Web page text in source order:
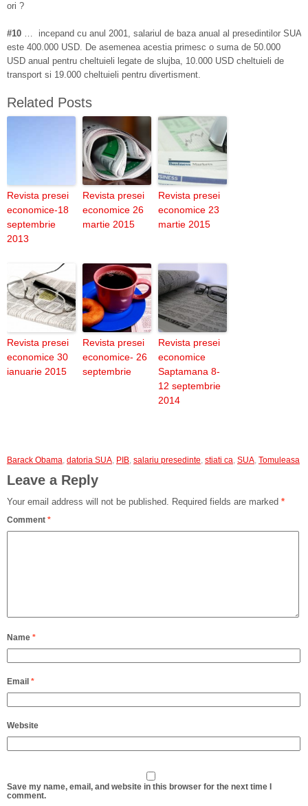
ori ?
#10 … incepand cu anul 2001, salariul de baza anual al presedintilor SUA
este 400.000 USD. De asemenea acestia primesc o suma de 50.000
USD anual pentru cheltuieli legate de slujba, 10.000 USD cheltuieli de
transport si 19.000 cheltuieli pentru divertisment.
Related Posts
Revista presei
economice-18
septembrie
2013
Revista presei
economice 26
martie 2015
Revista presei
economice 23
martie 2015
Revista presei
economice 30
ianuarie 2015
Revista presei
economice- 26
septembrie
Revista presei
economice
Saptamana 8-
12 septembrie
2014
Barack Obama, datoria SUA, PIB, salariu presedinte, stiati ca, SUA, Tomuleasa
Leave a Reply
Your email address will not be published. Required fields are marked *
Comment *
Name *
Email *
Website
Save my name, email, and website in this browser for the next time I
comment.